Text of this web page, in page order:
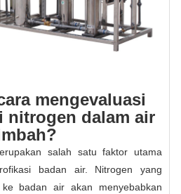
mengevaluasi
nitrogen dalam air
salah satu faktor utama
badan air. Nitrogen yang
badan air akan menyebabkan